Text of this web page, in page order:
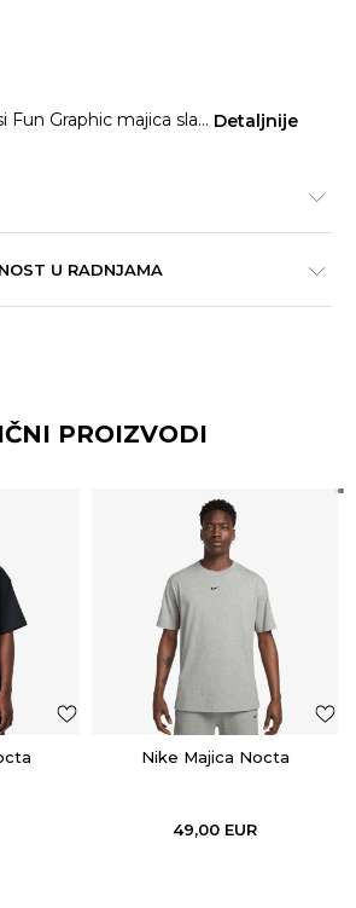
Fun Graphic majica sla... Detaljnije
U RADNJAMA
PROIZVODI
Nike Majica Nocta
49,00 EUR